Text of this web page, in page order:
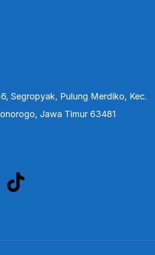
Segropyak, Pulung Merdiko, Kec.
Jawa Timur 63481